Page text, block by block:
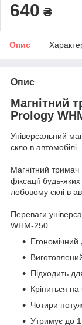
640 ₴
Опис
Опис
Магнітний
Prology
Універсальний
скло в автомобілі.
Магнітний
фіксації будь-
лобовому склі в
Переваги
WHM-250
Егономічний
Підходить
Кріпиться
Чотири
Утримує до